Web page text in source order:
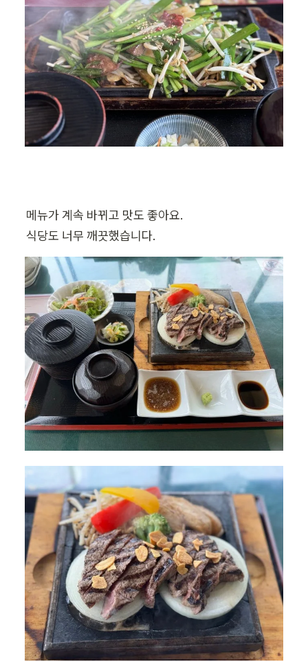
메뉴가 계속 바뀌고 맛도 좋아요.
식당도 너무 깨끗했습니다.